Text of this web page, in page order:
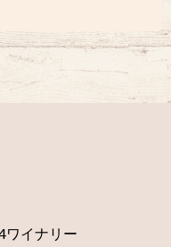
イナリー